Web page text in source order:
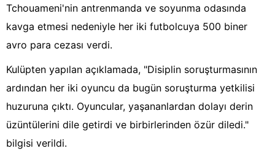
Tchouameni'nin antrenmanda ve soyunma odasında
kavga etmesi nedeniyle her iki futbolcuya 500 biner
avro para cezası verdi.
Kulüpten yapılan açıklamada, "Disiplin soruşturmasının
ardından her iki oyuncu da bugün soruşturma yetkilisi
huzuruna çıktı. Oyuncular, yaşananlardan dolayı derin
üzüntülerini dile getirdi ve birbirlerinden özür diledi."
bilgisi verildi.